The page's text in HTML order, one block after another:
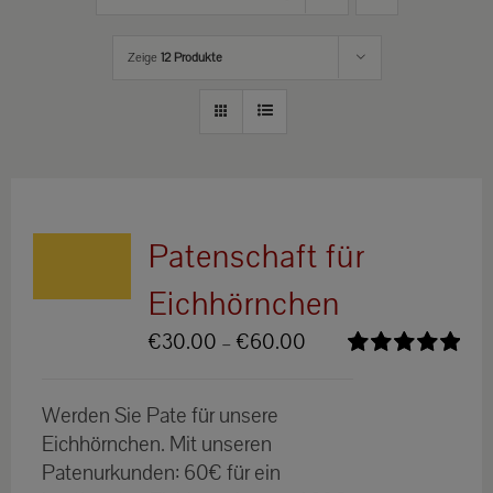
Zeige 12 Produkte
Patenschaft für
Eichhörnchen
€30.00 – €60.00Preisspanne:
Werden Sie Pate für unsere
Eichhörnchen. Mit unseren
Patenurkunden: 60€ für ein